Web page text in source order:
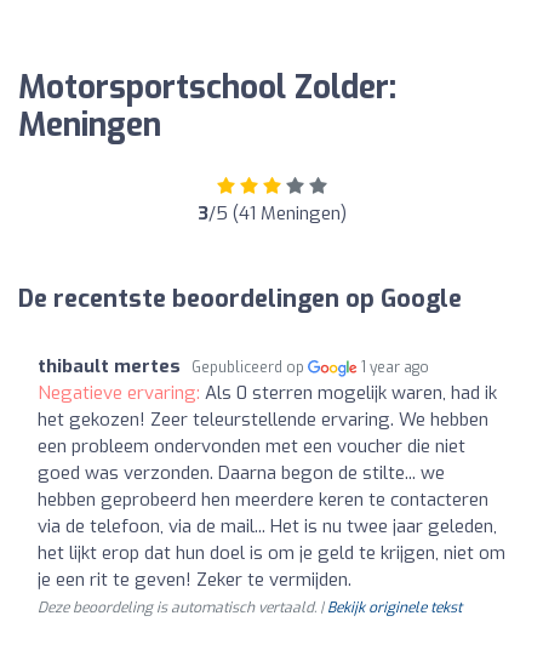
Motorsportschool Zolder:
Meningen
3/5 (41 Meningen)
De recentste beoordelingen op Google
thibault mertes Gepubliceerd op 1 year ago
Negatieve ervaring: Als 0 sterren mogelijk waren, had ik
het gekozen! Zeer teleurstellende ervaring. We hebben
een probleem ondervonden met een voucher die niet
goed was verzonden. Daarna begon de stilte... we
hebben geprobeerd hen meerdere keren te contacteren
via de telefoon, via de mail... Het is nu twee jaar geleden,
het lijkt erop dat hun doel is om je geld te krijgen, niet om
je een rit te geven! Zeker te vermijden.
Deze beoordeling is automatisch vertaald. |Bekijk originele tekst